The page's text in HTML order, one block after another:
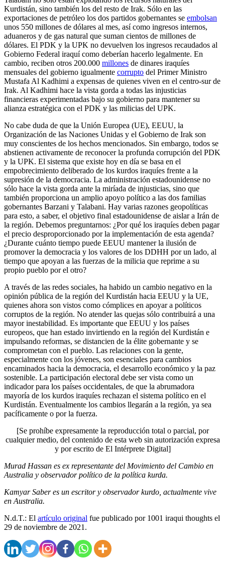
Kurdistán, sino también los del resto de Irak. Sólo en las
exportaciones de petróleo los dos partidos gobernantes se embolsan
unos 550 millones de dólares al mes, así como ingresos internos,
aduaneros y de gas natural que suman cientos de millones de
dólares. El PDK y la UPK no devuelven los ingresos recaudados al
Gobierno Federal iraquí como deberían hacerlo legalmente. En
cambio, reciben otros 200.000 millones de dinares iraquíes
mensuales del gobierno igualmente corrupto del Primer Ministro
Mustafa Al Kadhimi a expensas de quienes viven en el centro-sur de
Irak. Al Kadhimi hace la vista gorda a todas las injusticias
financieras experimentadas bajo su gobierno para mantener su
alianza estratégica con el PDK y las milicias del UPK.
No cabe duda de que la Unión Europea (UE), EEUU, la
Organización de las Naciones Unidas y el Gobierno de Irak son
muy conscientes de los hechos mencionados. Sin embargo, todos se
abstienen activamente de reconocer la profunda corrupción del PDK
y la UPK. El sistema que existe hoy en día se basa en el
empobrecimiento deliberado de los kurdos iraquíes frente a la
supresión de la democracia. La administración estadounidense no
sólo hace la vista gorda ante la miríada de injusticias, sino que
también proporciona un amplio apoyo político a las dos familias
gobernantes Barzani y Talabani. Hay varias razones geopolíticas
para esto, a saber, el objetivo final estadounidense de aislar a Irán de
la región. Debemos preguntarnos: ¿Por qué los iraquíes deben pagar
el precio desproporcionado por la implementación de esta agenda?
¿Durante cuánto tiempo puede EEUU mantener la ilusión de
promover la democracia y los valores de los DDHH por un lado, al
tiempo que apoyan a las fuerzas de la milicia que reprime a su
propio pueblo por el otro?
A través de las redes sociales, ha habido un cambio negativo en la
opinión pública de la región del Kurdistán hacia EEUU y la UE,
quienes ahora son vistos como cómplices en apoyar a políticos
corruptos de la región. No atender las quejas sólo contribuirá a una
mayor inestabilidad. Es importante que EEUU y los países
europeos, que han estado invirtiendo en la región del Kurdistán e
impulsando reformas, se distancien de la élite gobernante y se
comprometan con el pueblo. Las relaciones con la gente,
especialmente con los jóvenes, son esenciales para cambios
encaminados hacia la democracia, el desarrollo económico y la paz
sostenible. La participación electoral debe ser vista como un
indicador para los países occidentales, de que la abrumadora
mayoría de los kurdos iraquíes rechazan el sistema político en el
Kurdistán. Eventualmente los cambios llegarán a la región, ya sea
pacíficamente o por la fuerza.
[Se prohíbe expresamente la reproducción total o parcial, por
cualquier medio, del contenido de esta web sin autorización expresa
y por escrito de El Intérprete Digital]
Murad Hassan es ex representante del Movimiento del Cambio en
Australia y observador político de la política kurda.
Kamyar Saber es un escritor y observador kurdo, actualmente vive
en Australia.
N.d.T.: El artículo original fue publicado por 1001 iraqui thoughts el
29 de noviembre de 2021.